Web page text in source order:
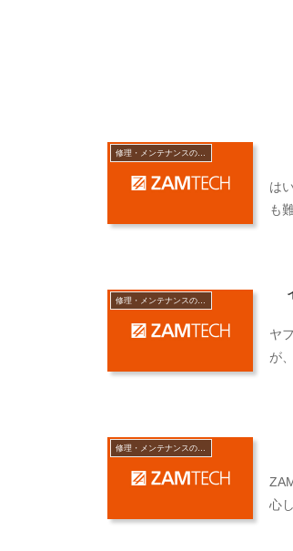
修理・メンテナンスのよくある質問
は
も
修理・メンテナンスのよくある質問
ヤ
が
修理・メンテナンスのよくある質問
心